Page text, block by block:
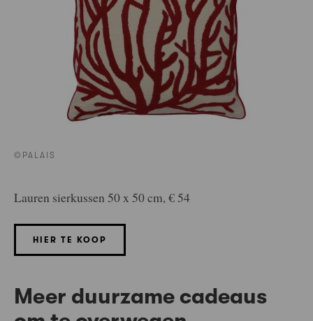
©PALAIS
Lauren sierkussen 50 x 50 cm, € 54
HIER TE KOOP
Meer duurzame cadeaus